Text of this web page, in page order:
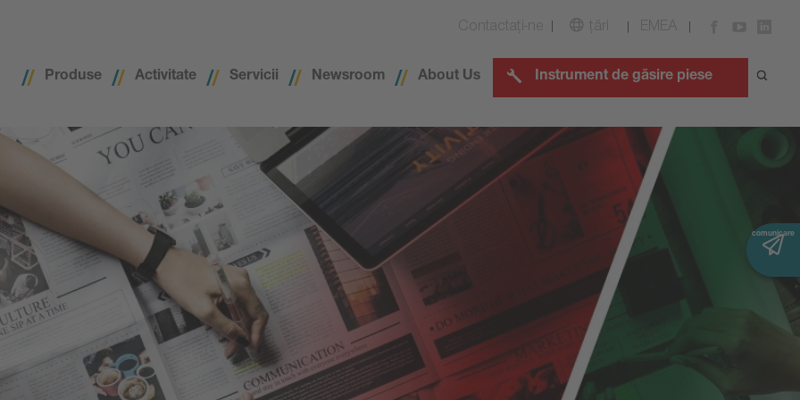
Contactaţi-ne țări EMEA
Produse Activitate Servicii Newsroom About Us Instrument de găsire piese
comunicare